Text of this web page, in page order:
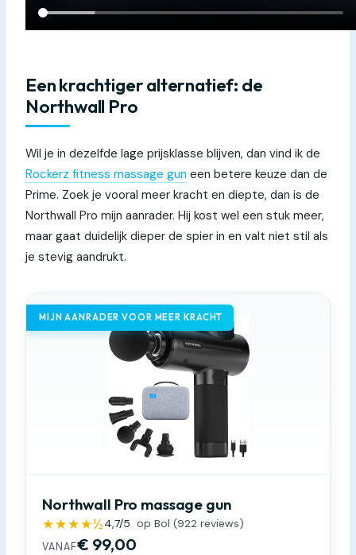
Een krachtiger alternatief: de
Northwall Pro
Wil je in dezelfde lage prijsklasse blijven, dan vind ik de
Rockerz fitness massage gun een betere keuze dan de
Prime. Zoek je vooral meer kracht en diepte, dan is de
Northwall Pro mijn aanrader. Hij kost wel een stuk meer,
maar gaat duidelijk dieper de spier in en valt niet stil als
je stevig aandrukt.
MIJN AANRADER VOOR MEER KRACHT
Northwall Pro massage gun
★★★★½4,7/5 op Bol (922reviews)
VANAF€ 99,00